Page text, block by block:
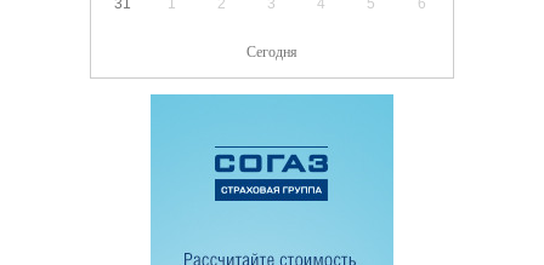
31 1 2 3 4 5 6
Сегодня